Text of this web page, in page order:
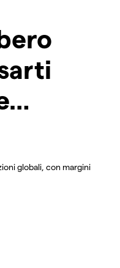
globali, con margini